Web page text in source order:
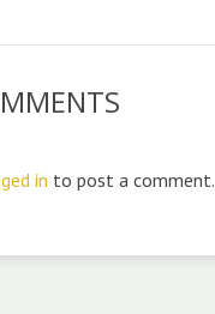
in to post a comment.